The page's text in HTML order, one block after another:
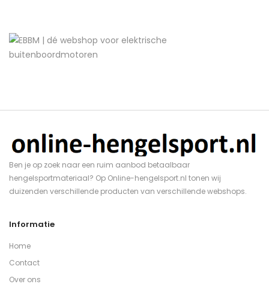
Ben je op zoek naar een ruim aanbod betaalbaar
hengelsportmateriaal? Op Online-hengelsport.nl tonen wij
duizenden verschillende producten van verschillende webshops.
Informatie
Home
Contact
Over ons